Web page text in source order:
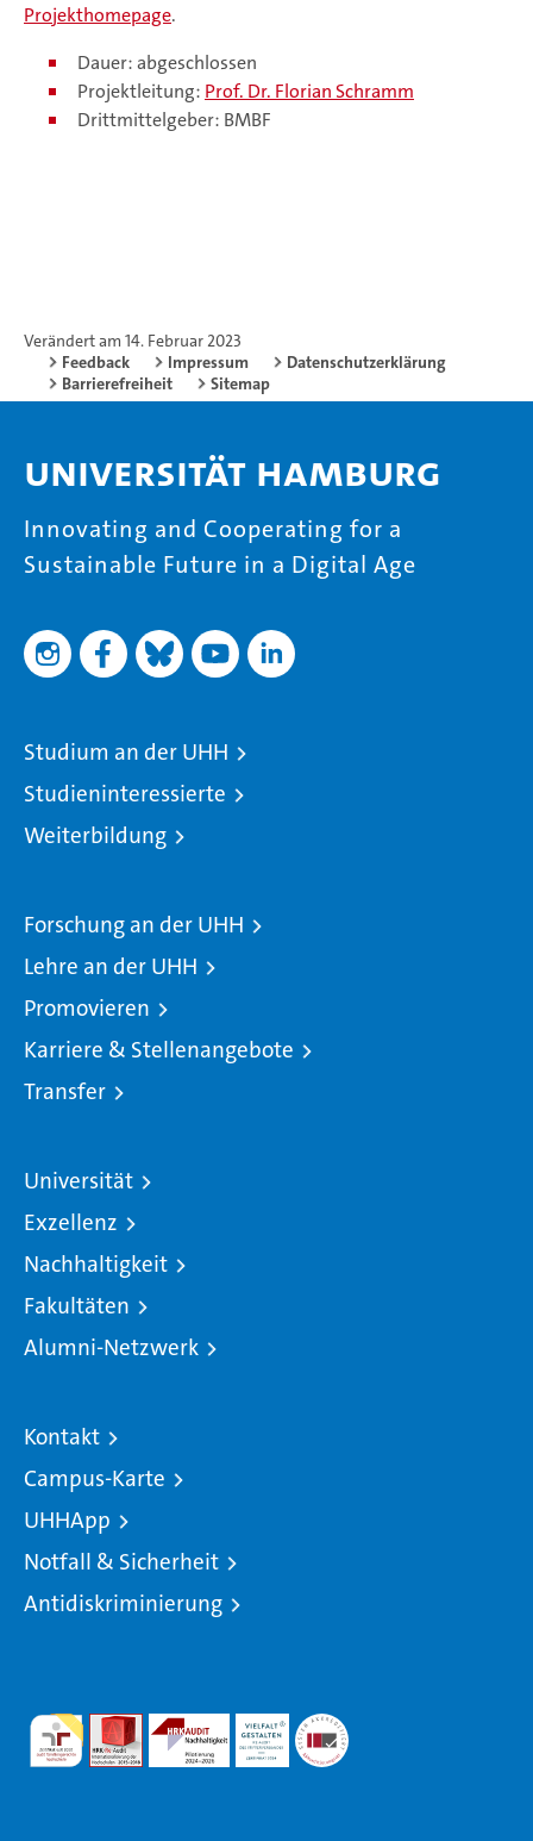
Projekthomepage.
Dauer: abgeschlossen
Projektleitung: Prof. Dr. Florian Schramm
Drittmittelgeber: BMBF
Verändert am 14. Februar 2023
Feedback
Impressum
Datenschutzerklärung
Barrierefreiheit
Sitemap
Universität Hamburg
Innovating and Cooperating for a
Sustainable Future in a Digital Age
Studium an der UHH
Studieninteressierte
Weiterbildung
Forschung an der UHH
Lehre an der UHH
Promovieren
Karriere & Stellenangebote
Transfer
Universität
Exzellenz
Nachhaltigkeit
Fakultäten
Alumni-Netzwerk
Kontakt
Campus-Karte
UHHApp
Notfall & Sicherheit
Antidiskriminierung